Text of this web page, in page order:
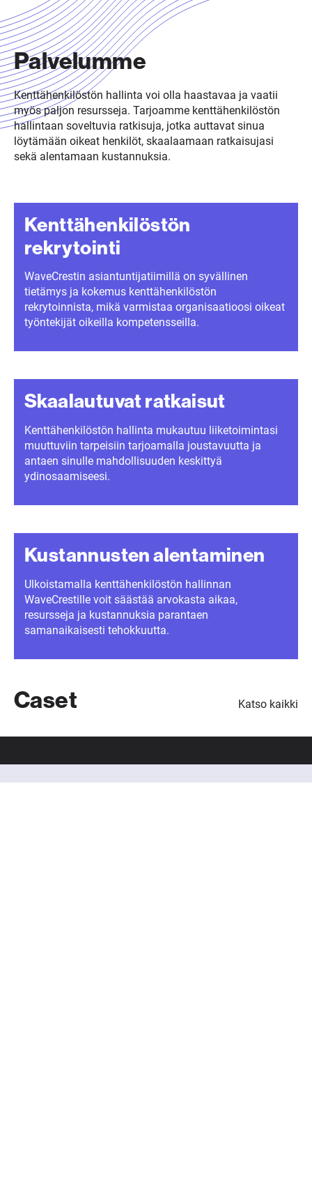
Palvelumme
Kenttähenkilöstön hallinta voi olla haastavaa ja vaatii
myös paljon resursseja. Tarjoamme kenttähenkilöstön
hallintaan soveltuvia ratkisuja, jotka auttavat sinua
löytämään oikeat henkilöt, skaalaamaan ratkaisujasi
sekä alentamaan kustannuksia.
Kenttähenkilöstön
rekrytointi
WaveCrestin asiantuntijatiimillä on syvällinen
tietämys ja kokemus kenttähenkilöstön
rekrytoinnista, mikä varmistaa organisaatioosi oikeat
työntekijät oikeilla kompetensseilla.
Skaalautuvat ratkaisut
Kenttähenkilöstön hallinta mukautuu liiketoimintasi
muuttuviin tarpeisiin tarjoamalla joustavuutta ja
antaen sinulle mahdollisuuden keskittyä
ydinosaamiseesi.
Kustannusten alentaminen
Ulkoistamalla kenttähenkilöstön hallinnan
WaveCrestille voit säästää arvokasta aikaa,
resursseja ja kustannuksia parantaen
samanaikaisesti tehokkuutta.
Caset Katso kaikki